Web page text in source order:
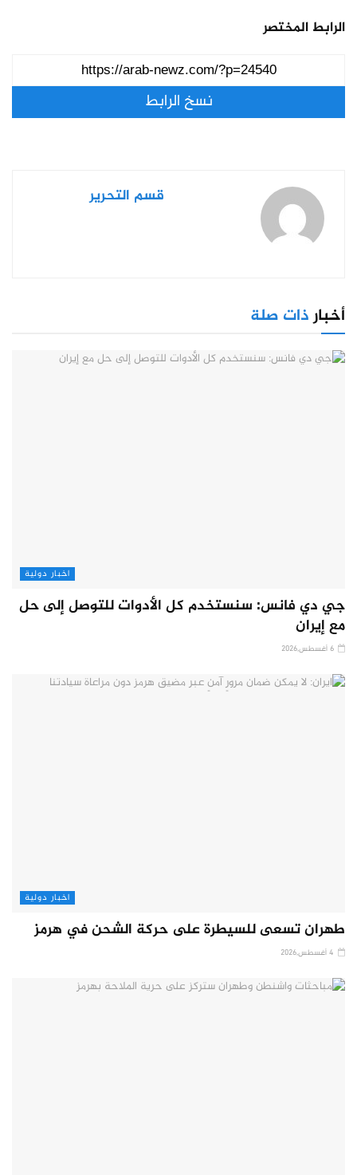
الرابط المختصر
نسخ الرابط
قسم التحرير
أخبارذات صلة
اخبار دولية
جي دي فانس: سنستخدم كل الأدوات للتوصل إلى حل
مع إيران
اخبار دولية
طهران تسعى للسيطرة على حركة الشحن في هرمز